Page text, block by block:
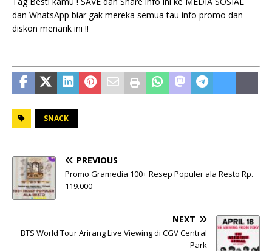
dan WhatsApp biar gak mereka semua tau info promo dan
diskon menarik ini !!
SNACK
PREVIOUS
Promo Gramedia 100+ Resep Populer ala Resto Rp.
119.000
NEXT
BTS World Tour Arirang Live Viewing di CGV Central
Park